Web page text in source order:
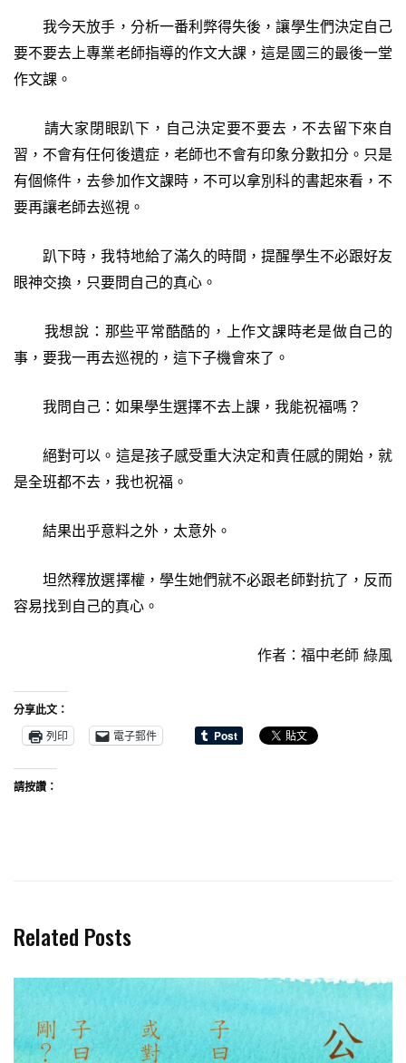
我今天放手，分析一番利弊得失後，讓學生們決定自己
要不要去上專業老師指導的作文大課，這是國三的最後一堂
作文課。
請大家閉眼趴下，自己決定要不要去，不去留下來自
習，不會有任何後遺症，老師也不會有印象分數扣分。只是
有個條件，去參加作文課時，不可以拿別科的書起來看，不
要再讓老師去巡視。
趴下時，我特地給了滿久的時間，提醒學生不必跟好友
眼神交換，只要問自己的真心。
我想說：那些平常酷酷的，上作文課時老是做自己的
事，要我一再去巡視的，這下子機會來了。
我問自己：如果學生選擇不去上課，我能祝福嗎？
絕對可以。這是孩子感受重大決定和責任感的開始，就
是全班都不去，我也祝福。
結果出乎意料之外，太意外。
坦然釋放選擇權，學生她們就不必跟老師對抗了，反而
容易找到自己的真心。
作者：福中老師 綠風
分享此文：
列印
電子郵件
請按讚：
Related Posts